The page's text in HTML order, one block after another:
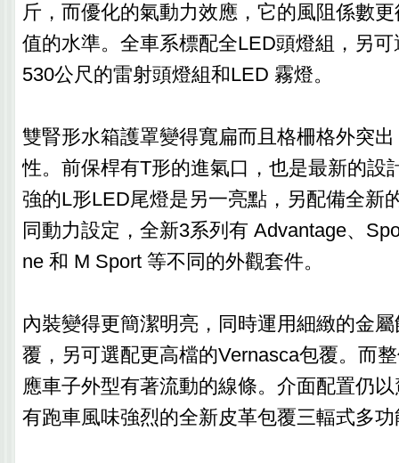
斤，而優化的氣動力效應，它的風阻係數
值的水準。全車系標配全LED頭燈組，另
530公尺的雷射頭燈組和LED 霧燈。
雙腎形水箱護罩變得寬扁而且格柵格外突
性。前保桿有T形的進氣口，也是最新的設
強的L形LED尾燈是另一亮點，另配備全新
同動力設定，全新3系列有 Advantage、
ne 和 M Sport 等不同的外觀套件。
內裝變得更簡潔明亮，同時運用細緻的金
覆，另可選配更高檔的Vernasca包覆。而
應車子外型有著流動的線條。介面配置仍
有跑車風味強烈的全新皮革包覆三輻式多